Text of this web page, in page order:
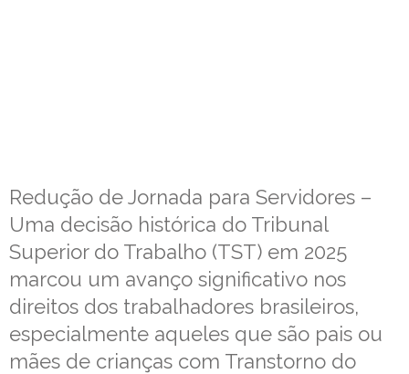
Redução de Jornada para Servidores –
Uma decisão histórica do Tribunal
Superior do Trabalho (TST) em 2025
marcou um avanço significativo nos
direitos dos trabalhadores brasileiros,
especialmente aqueles que são pais ou
mães de crianças com Transtorno do